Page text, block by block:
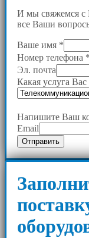
И мы свяжемся с
все Ваши
Ваше имя *
Номер телефона *
Эл. почта
Какая услуга Вас
Напишите Ваш
Email
Отправить